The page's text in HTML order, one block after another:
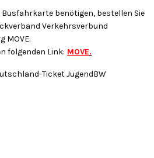
Busfahrkarte benötigen, bestellen Sie
Verkehrsverbund
MOVE.
folgenden Link: MOVE.
Ticket JugendBW